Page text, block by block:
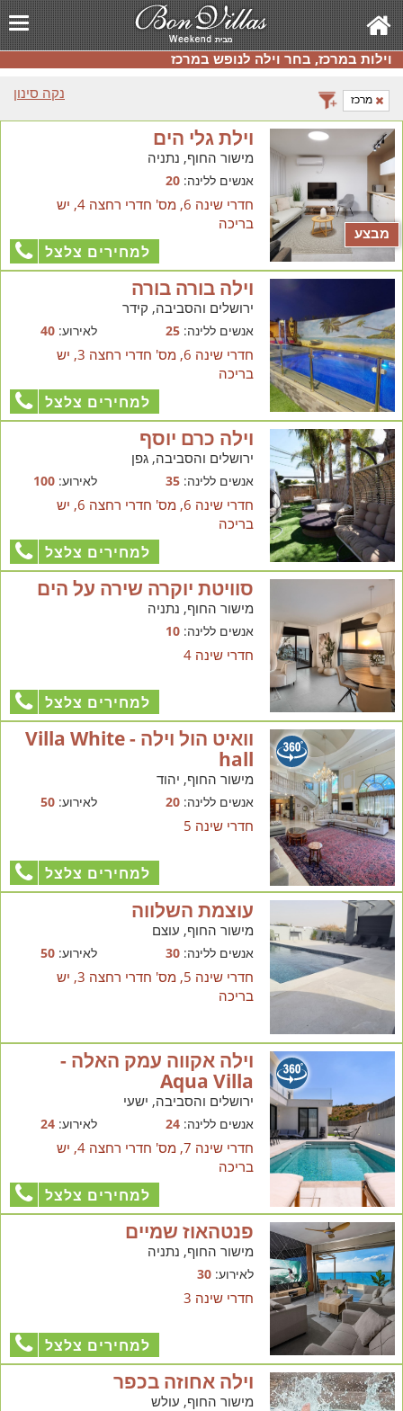
וילות במרכז, בחר וילה לנופש במרכז
נקה סינון
מרכז
מבצע
וילת גלי הים
מישור החוף, נתניה
אנשים ללינה:20
חדרי שינה 6, מס' חדרי רחצה 4, יש
בריכה
למחירים צלצל
וילה בורה בורה
ירושלים והסביבה, קידר
אנשים ללינה:25 לאירוע:40
חדרי שינה 6, מס' חדרי רחצה 3, יש
בריכה
למחירים צלצל
וילה כרם יוסף
ירושלים והסביבה, גפן
אנשים ללינה:35 לאירוע:100
חדרי שינה 6, מס' חדרי רחצה 6, יש
בריכה
למחירים צלצל
סוויטת יוקרה שירה על הים
מישור החוף, נתניה
אנשים ללינה:10
חדרי שינה 4
למחירים צלצל
וואיט הול וילה - Villa White
hall
מישור החוף, יהוד
אנשים ללינה:20 לאירוע:50
חדרי שינה 5
למחירים צלצל
עוצמת השלווה
מישור החוף, עוצם
אנשים ללינה:30 לאירוע:50
חדרי שינה 5, מס' חדרי רחצה 3, יש
בריכה
וילה אקווה עמק האלה -
Aqua Villa
ירושלים והסביבה, ישעי
אנשים ללינה:24 לאירוע:24
חדרי שינה 7, מס' חדרי רחצה 4, יש
בריכה
למחירים צלצל
פנטהאוז שמיים
מישור החוף, נתניה
לאירוע:30
חדרי שינה 3
למחירים צלצל
וילה אחוזה בכפר
מישור החוף, עולש